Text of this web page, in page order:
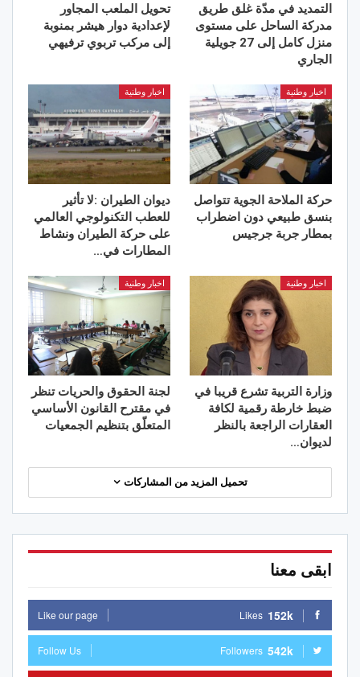
التمديد في مدّة غلق طريق
مدركة الساحل على مستوى
منزل كامل إلى 27 جويلية
الجاري
تحويل الملعب المجاور
لإعدادية دوار هيشر بمنوبة
إلى مركب تربوي ترفيهي
اخبار وطنية
حركة الملاحة الجوية تتواصل
بنسق طبيعي دون اضطراب
بمطار جربة جرجيس
اخبار وطنية
ديوان الطيران :لا تأثير
للعطب التكنولوجي العالمي
على حركة الطيران ونشاط
المطارات في…
اخبار وطنية
وزارة التربية تشرع قريبا في
ضبط خارطة رقمية لكافة
العقارات الراجعة بالنظر
لديوان…
اخبار وطنية
لجنة الحقوق والحريات تنظر
في مقترح القانون الأساسي
المتعلّق بتنظيم الجمعيات
تحميل المزيد من المشاركات
ابقى معنا
152k
Likes
Like our page
542k
Followers
Follow Us